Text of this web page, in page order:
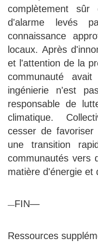
complètement
d'alarme levés
connaissance
locaux. Après
et l'attention de la
communauté
ingénierie n'est
responsable de
climatique.
cesser de
une transition
communautés vers
matière d'énergie et
—FIN—
Ressources